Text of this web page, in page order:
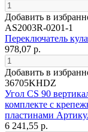
Добавить в
AS2003R-0201-1
Переключатель
978,07 р.
Добавить в
36705KHDZ
Угол CS 90
комплекте с
пластинами
6 241,55 р.